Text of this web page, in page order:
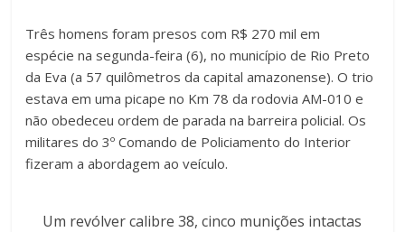
Três homens foram presos com R$ 270 mil em
espécie na segunda-feira (6), no município de Rio Preto
da Eva (a 57 quilômetros da capital amazonense). O trio
estava em uma picape no Km 78 da rodovia AM-010 e
não obedeceu ordem de parada na barreira policial. Os
militares do 3º Comando de Policiamento do Interior
fizeram a abordagem ao veículo.
Um revólver calibre 38, cinco munições intactas